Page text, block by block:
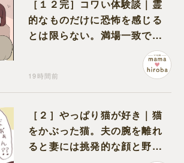
［１２完］コワい体験談｜霊
的なものだけに恐怖を感じる
とは限らない。満場一致でコ
ワいと認定された意外な体験
19時間前
［２］やっぱり猫が好き｜猫
をかぶった猫。夫の腕を離れ
ると妻には挑発的な顔と野太